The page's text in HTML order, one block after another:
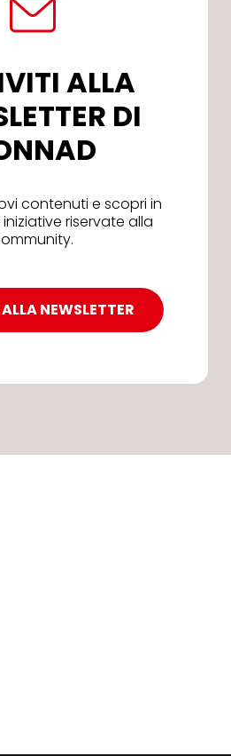
ALLA
DI
contenuti e scopri in
riservate alla
NEWSLETTER